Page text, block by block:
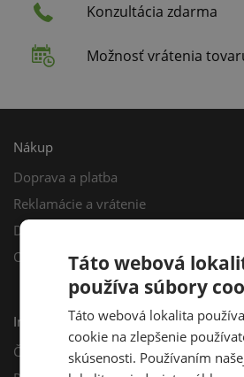
Konzultácia zdarma
Možnosť vrátenia
Nákup
Doprava a platba
Reklamácie a vrátenie
Darčekový poukaz
Odberné miesta
Informácie
Často kladené otázky
Táto webová
používa súbory
Táto webová lokalita
cookie na zlepšenie
skúsenosti. Používaním